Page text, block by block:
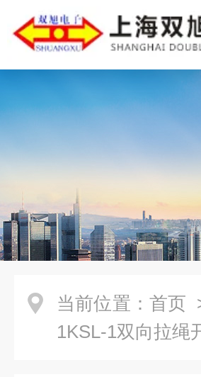
当前位置： 首页
1KSL-1双向拉绳